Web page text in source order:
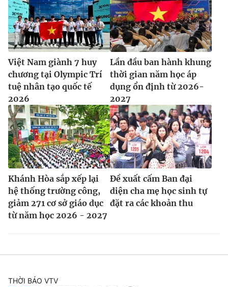
Ðiện thoại Thời báo VTV:024.66 897 897
Email:toasoan@vtv.vn
Liên hệ quảng cáo:024-7300.7108
® Cấm sao chép dưới mọi hình thức nếu không có sự chấp
thuận bằng văn bản. Ghi rõ nguồn VTV.vn khi phát hành lại
thông tin từ website này.
Việt Nam giành 7 huy
chương tại Olympic Trí
tuệ nhân tạo quốc tế
2026
Lần đầu ban hành khung
thời gian năm học áp
dụng ổn định từ 2026-
2027
Khánh Hòa sắp xếp lại
hệ thống trường công,
giảm 271 cơ sở giáo dục
từ năm học 2026 - 2027
Đề xuất cấm Ban đại
diện cha mẹ học sinh tự
đặt ra các khoản thu
THỜI BÁO VTV